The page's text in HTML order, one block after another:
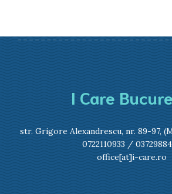
I Care
str. Grigore Alexandrescu, nr. 89-97,
0722110933 /
office[at]i-care.ro